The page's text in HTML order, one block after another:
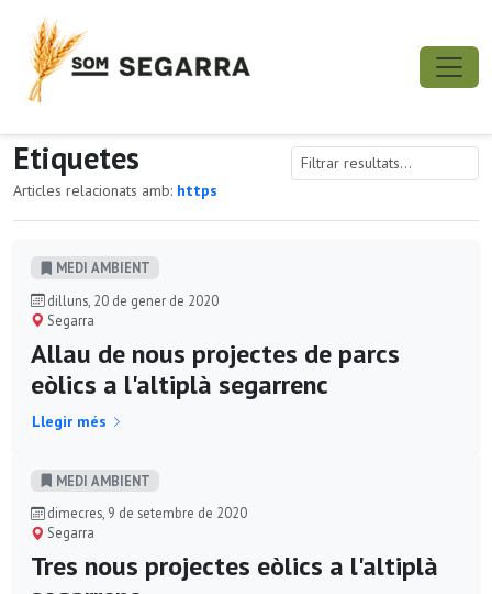
Etiquetes
Articles relacionats amb: https
MEDI AMBIENT
dilluns, 20 de gener de 2020
Segarra
Allau de nous projectes de parcs
eòlics a l'altiplà segarrenc
Llegir més
MEDI AMBIENT
dimecres, 9 de setembre de 2020
Segarra
Tres nous projectes eòlics a l'altiplà